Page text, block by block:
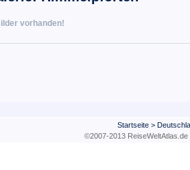
vorhanden!
Startseite >
©2007-2013